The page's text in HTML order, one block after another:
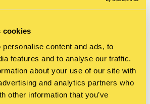
cookies
content and ads, to
features and to analyse our traffic.
about your use of our site with
and analytics partners who
other information that you’ve
aber auch klar sein.
Talent gesegnet ist noch ein
zur Verfügung hat? Eine
Tool zu nutzen, dass die